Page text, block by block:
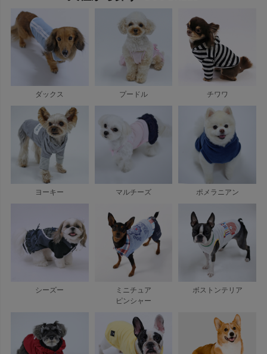
ダックス プードル チワワ
ヨーキー マルチーズ ポメラニアン
シーズー
ミニチュア
ピンシャー
ボストンテリア